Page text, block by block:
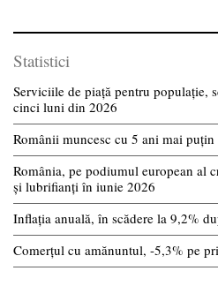
Statistici
Serviciile de piață pentru populație,
cinci luni din 2026
Românii muncesc cu 5 ani mai
România, pe podiumul european al
și lubrifianți în iunie 2026
Inflația anuală, în scădere la 9,2%
Comerțul cu amănuntul, -5,3% pe